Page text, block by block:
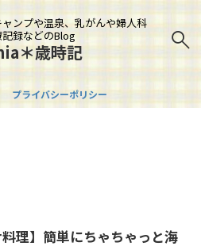
ンプや温泉、乳がんや婦人科
録などのBlog
＊歳時記
プライバシーポリシー
料理】簡単にちゃちゃっと海